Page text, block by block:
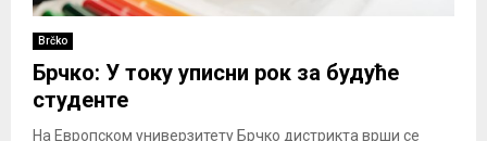
Brčko
Брчко: У току уписни рок за будуће
студенте
На Европском универзитету Брчко дистрикта врши се